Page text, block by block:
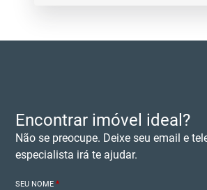
Encontrar imóvel ideal?
Não se preocupe. Deixe seu email e
especialista irá te ajudar.
SEU NOME*